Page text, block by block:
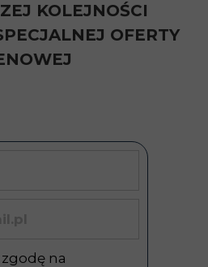
na
KOLEJNOŚCI
OFERTY